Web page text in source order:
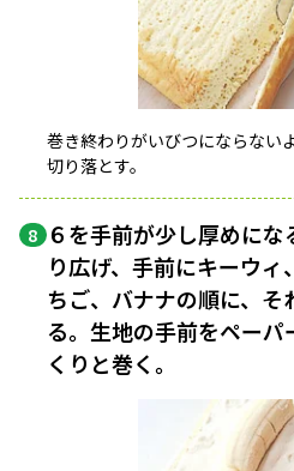
巻き終わりがいびつにならない
切り落とす。
8 ６を手前が少し厚めにな
り広げ、手前にキーウ
ちご、バナナの順に、
る。生地の手前をペー
くりと巻く。